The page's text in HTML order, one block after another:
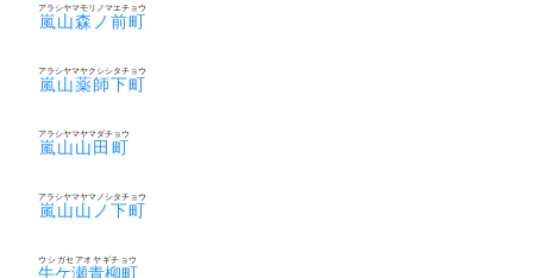
嵐山森ノ前町
アラシヤマモリノマエチョウ
嵐山薬師下町
アラシヤマヤクシシタチョウ
嵐山山田町
アラシヤマヤマダチョウ
嵐山山ノ下町
アラシヤマヤマノシタチョウ
牛ケ瀬青柳町
ウシガセアオヤギチョウ